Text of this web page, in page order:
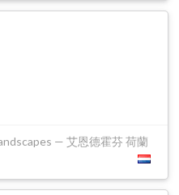
— 艾恩德霍芬 荷蘭